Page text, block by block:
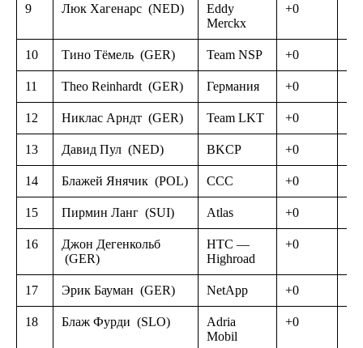
9 Люк Хагенарс (NED)
Eddy
Merckx
+0
10 Тино Тёмель (GER) Team NSP +0
11 Theo Reinhardt (GER) Германия +0
12 Никлас Арндт (GER) Team LKT +0
13 Давид Пул (NED) BKCP +0
14 Блажей Янячик (POL) CCC +0
15 Пирмин Ланг (SUI) Atlas +0
16
Джон Дегенкольб
(GER)
HTC —
Highroad
+0
17 Эрик Бауман (GER) NetApp +0
18 Блаж Фурди (SLO)
Adria
Mobil
+0